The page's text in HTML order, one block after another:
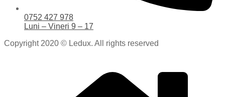
0752 427 978
Luni – Vineri 9 – 17
Copyright 2020 © Ledux. All rights reserved